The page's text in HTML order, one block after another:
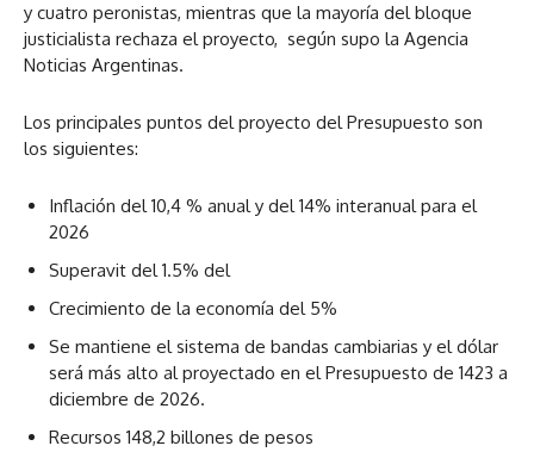
y cuatro peronistas, mientras que la mayoría del bloque
justicialista rechaza el proyecto, según supo la Agencia
Noticias Argentinas.
Los principales puntos del proyecto del Presupuesto son
los siguientes:
Inflación del 10,4 % anual y del 14% interanual para el
2026
Superavit del 1.5% del
Crecimiento de la economía del 5%
Se mantiene el sistema de bandas cambiarias y el dólar
será más alto al proyectado en el Presupuesto de 1423 a
diciembre de 2026.
Recursos 148,2 billones de pesos